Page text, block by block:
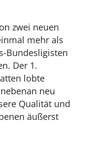
zwei neuen
mehr als
Bundesligisten
Der 1.
lobte
neu
Qualität und
äußerst